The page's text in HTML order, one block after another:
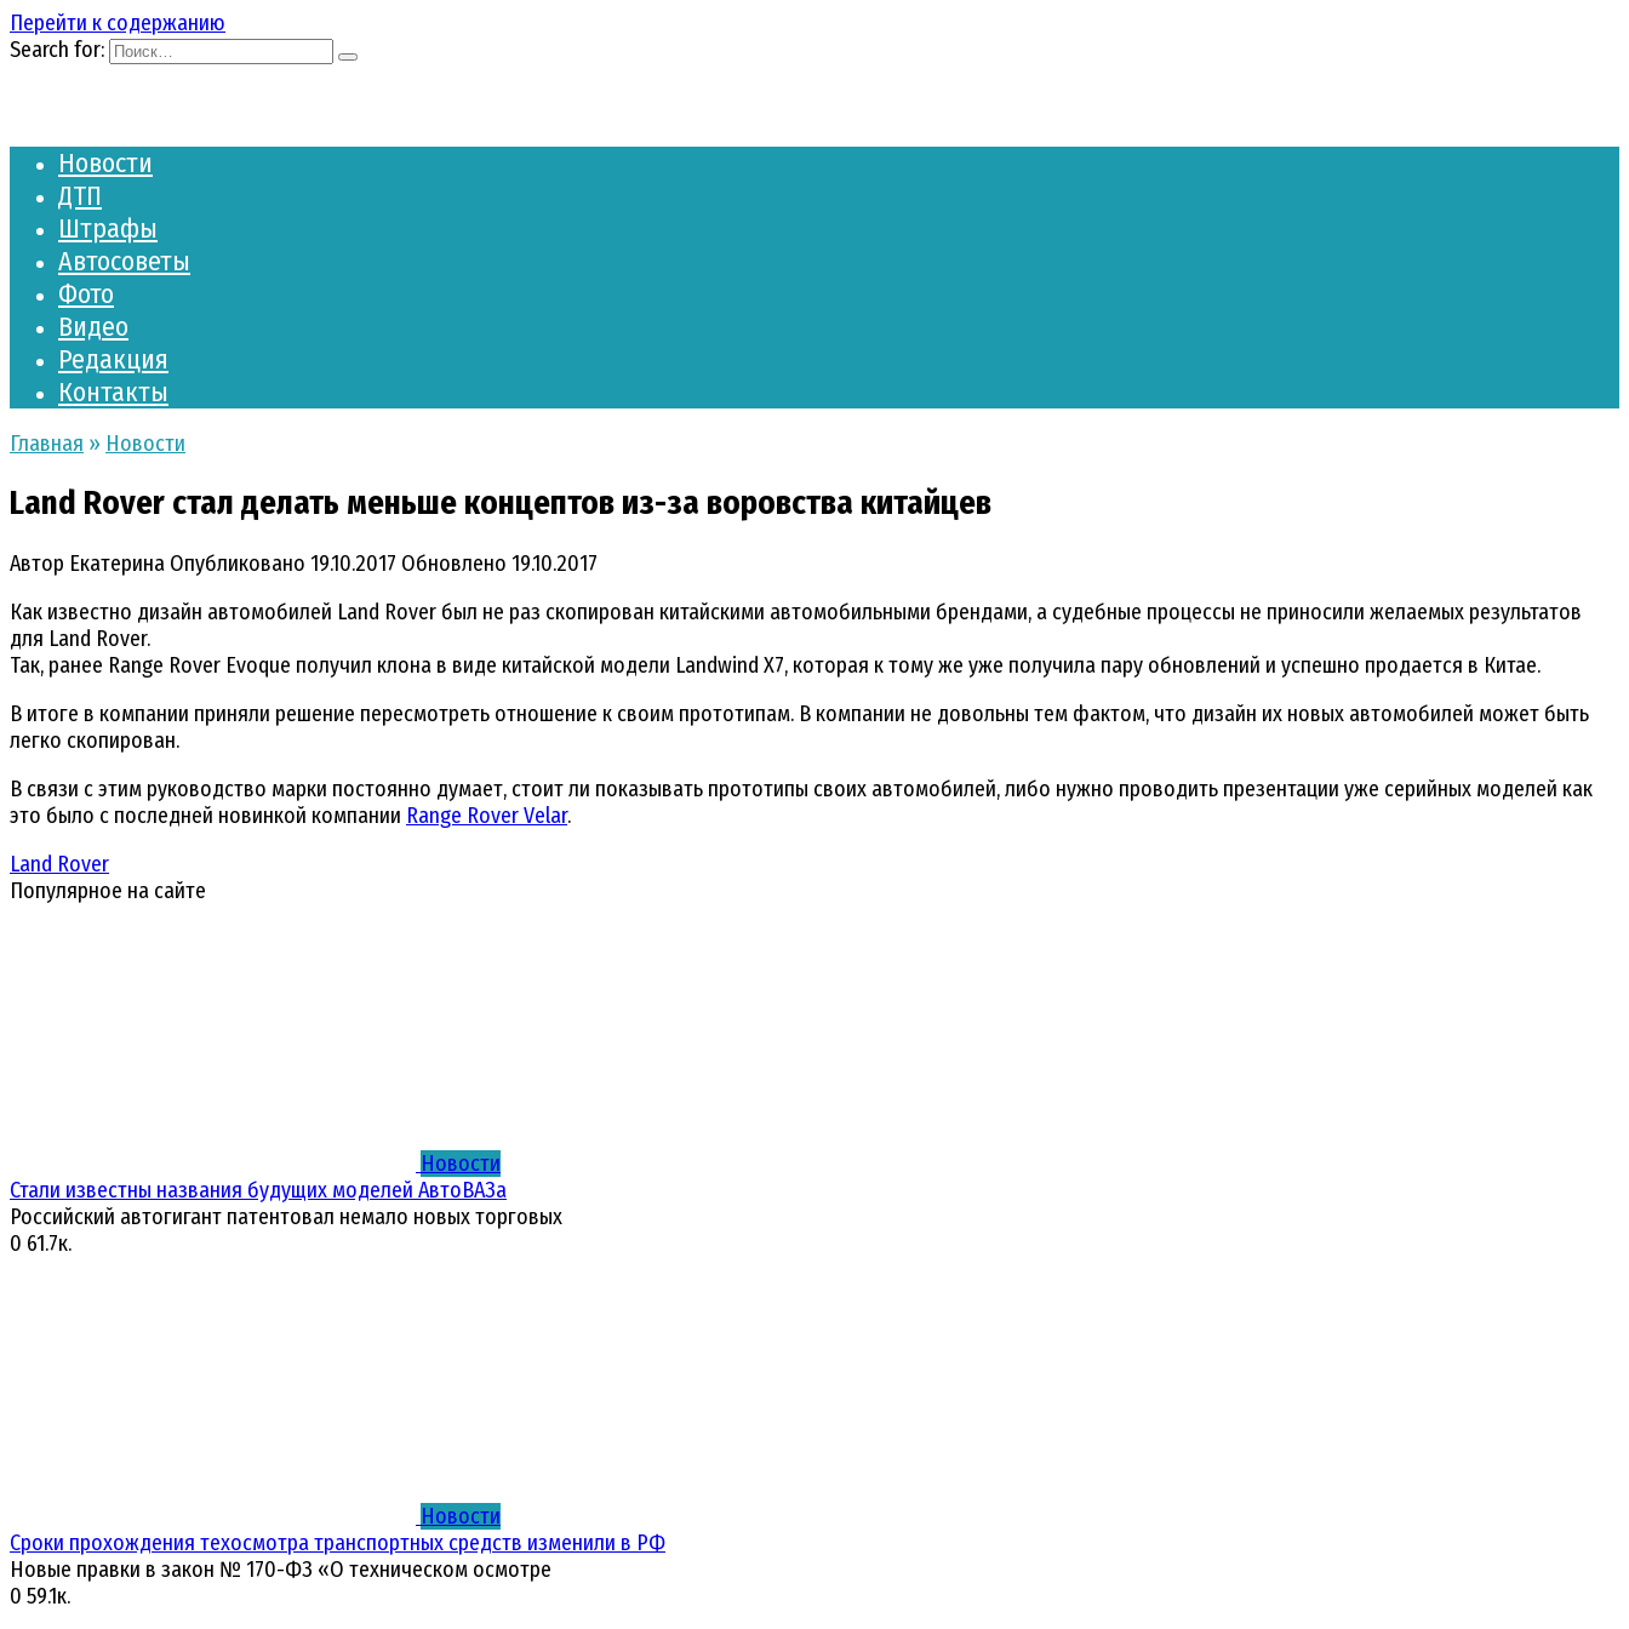
Перейти к содержанию
Search for:
Новости
ДТП
Штрафы
Автосоветы
Фото
Видео
Редакция
Контакты
Главная » Новости
Land Rover стал делать меньше концептов из-за воровства китайцев
Автор Екатерина Опубликовано 19.10.2017 Обновлено 19.10.2017
Как известно дизайн автомобилей Land Rover был не раз скопирован китайскими автомобильными брендами, а судебные процессы не приносили желаемых результатов
для Land Rover.
Так, ранее Range Rover Evoque получил клона в виде китайской модели Landwind X7, которая к тому же уже получила пару обновлений и успешно продается в Китае.
В итоге в компании приняли решение пересмотреть отношение к своим прототипам. В компании не довольны тем фактом, что дизайн их новых автомобилей может быть
легко скопирован.
В связи с этим руководство марки постоянно думает, стоит ли показывать прототипы своих автомобилей, либо нужно проводить презентации уже серийных моделей как
это было с последней новинкой компании Range Rover Velar.
Land Rover
Популярное на сайте
Новости
Стали известны названия будущих моделей АвтоВАЗа
Российский автогигант патентовал немало новых торговых
0 61.7к.
Новости
Сроки прохождения техосмотра транспортных средств изменили в РФ
Новые правки в закон № 170-ФЗ «О техническом осмотре
0 59.1к.